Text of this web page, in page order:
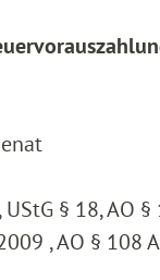
UStG § 18, AO
, AO § 108